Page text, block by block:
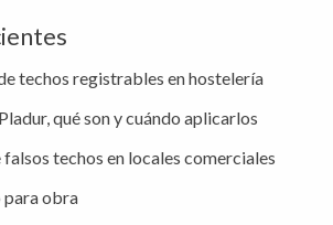
techos registrables en hostelería
qué son y cuándo aplicarlos
techos en locales comerciales
para obra